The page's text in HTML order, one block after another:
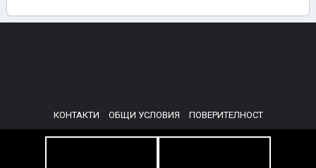
КОНТАКТИ ОБЩИ УСЛОВИЯ ПОВЕРИТЕЛНОСТ